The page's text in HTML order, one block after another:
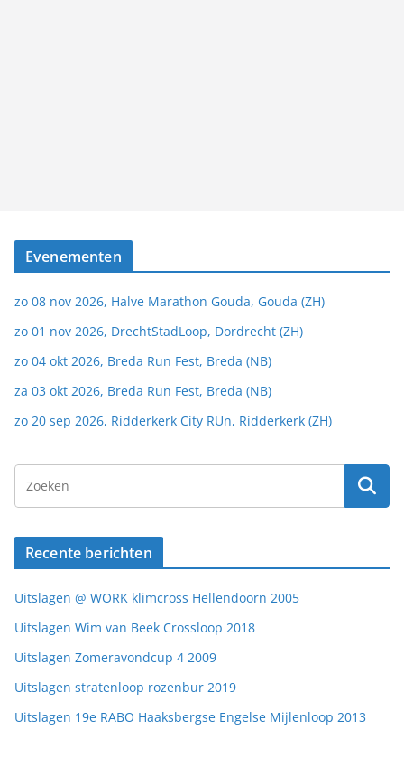
Evenementen
zo 08 nov 2026, Halve Marathon Gouda, Gouda (ZH)
zo 01 nov 2026, DrechtStadLoop, Dordrecht (ZH)
zo 04 okt 2026, Breda Run Fest, Breda (NB)
za 03 okt 2026, Breda Run Fest, Breda (NB)
zo 20 sep 2026, Ridderkerk City RUn, Ridderkerk (ZH)
Recente berichten
Uitslagen @ WORK klimcross Hellendoorn 2005
Uitslagen Wim van Beek Crossloop 2018
Uitslagen Zomeravondcup 4 2009
Uitslagen stratenloop rozenbur 2019
Uitslagen 19e RABO Haaksbergse Engelse Mijlenloop 2013